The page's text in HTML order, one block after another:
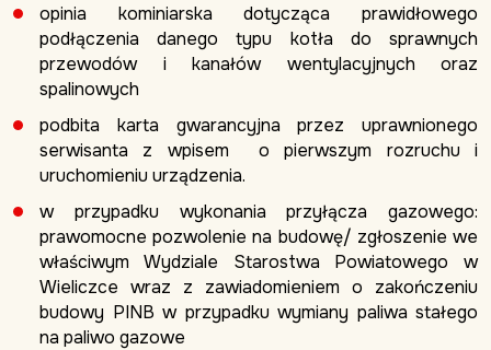
opinia kominiarska dotycząca prawidłowego
podłączenia danego typu kotła do sprawnych
przewodów i kanałów wentylacyjnych oraz
spalinowych
podbita karta gwarancyjna przez uprawnionego
serwisanta z wpisem o pierwszym rozruchu i
uruchomieniu urządzenia.
w przypadku wykonania przyłącza gazowego:
prawomocne pozwolenie na budowę/ zgłoszenie we
właściwym Wydziale Starostwa Powiatowego w
Wieliczce wraz z zawiadomieniem o zakończeniu
budowy PINB w przypadku wymiany paliwa stałego
na paliwo gazowe